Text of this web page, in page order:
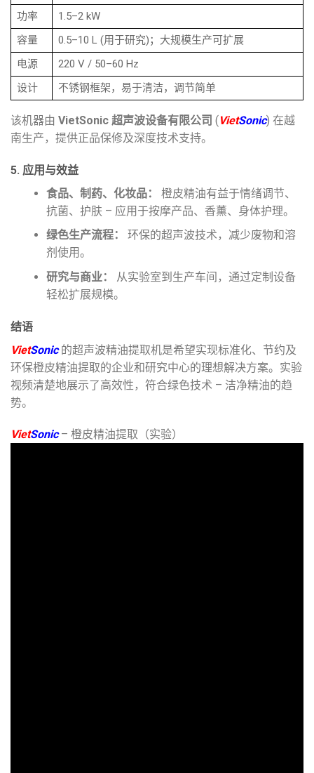
功率
1.5–2 kW
容量
0.5–10 L (用于研究)；大规模生产可扩展
电源
220 V / 50–60 Hz
设计
不锈钢框架，易于清洁，调节简单
该机器由 VietSonic 超声波设备有限公司 (VietSonic) 在越
南生产，提供正品保修及深度技术支持。
5. 应用与效益
食品、制药、化妆品：
橙皮精油有益于情绪调节、
抗菌、护肤 – 应用于按摩产品、香薰、身体护理。
绿色生产流程：
环保的超声波技术，减少废物和溶
剂使用。
研究与商业：
从实验室到生产车间，通过定制设备
轻松扩展规模。
结语
VietSonic的超声波精油提取机是希望实现标准化、节约及
环保橙皮精油提取的企业和研究中心的理想解决方案。实验
视频清楚地展示了高效性，符合绿色技术 – 洁净精油的趋
势。
VietSonic– 橙皮精油提取（实验）